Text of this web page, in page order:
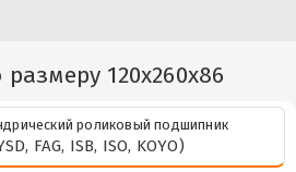
120x260x86
роликовый подшипник
FAG, ISB, ISO, KOYO)